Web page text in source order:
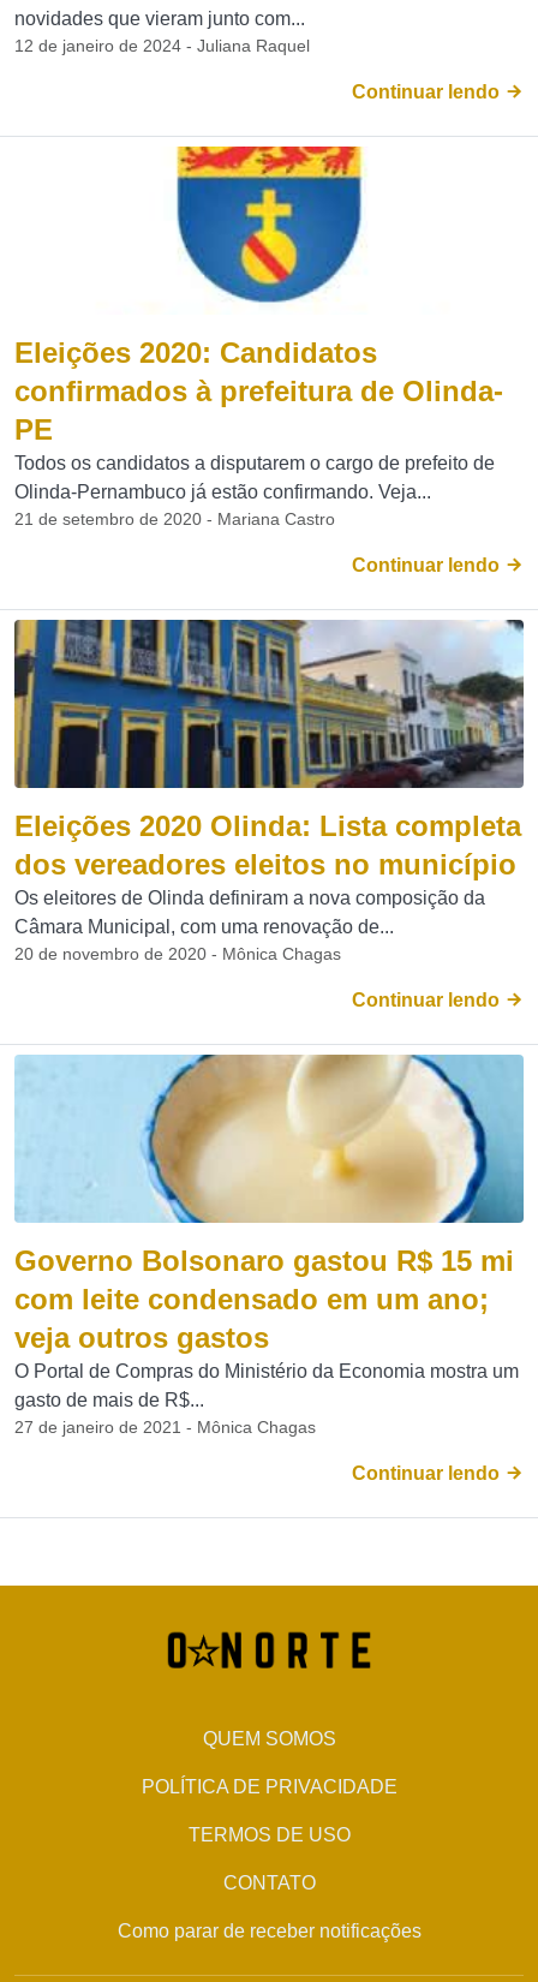
novidades que vieram junto com...
12 de janeiro de 2024 - Juliana Raquel
Continuar lendo
Eleições 2020: Candidatos
confirmados à prefeitura de Olinda-
PE
Todos os candidatos a disputarem o cargo de prefeito de
Olinda-Pernambuco já estão confirmando. Veja...
21 de setembro de 2020 - Mariana Castro
Continuar lendo
Eleições 2020 Olinda: Lista completa
dos vereadores eleitos no município
Os eleitores de Olinda definiram a nova composição da
Câmara Municipal, com uma renovação de...
20 de novembro de 2020 - Mônica Chagas
Continuar lendo
Governo Bolsonaro gastou R$ 15 mi
com leite condensado em um ano;
veja outros gastos
O Portal de Compras do Ministério da Economia mostra um
gasto de mais de R$...
27 de janeiro de 2021 - Mônica Chagas
Continuar lendo
QUEM SOMOS
POLÍTICA DE PRIVACIDADE
TERMOS DE USO
CONTATO
Como parar de receber notificações